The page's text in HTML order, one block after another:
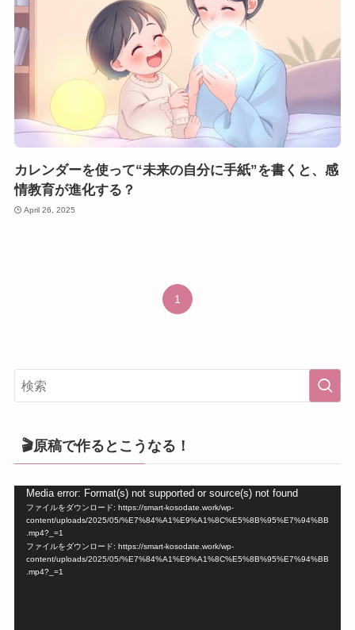
カレンダーを使って“未来の自分に手紙”を書くと、感
情教育が進化する？
April 26, 2025
1
🎬原稿で作るとこうなる！
Media error: Format(s) not supported or source(s) not found
ファイルをダウンロード: https://smart-kosodate.work/wp-
content/uploads/2025/05/%E7%84%A1%E9%A1%8C%E5%8B%95%E7%94%BB
.mp4?_=1
ファイルをダウンロード: https://smart-kosodate.work/wp-
content/uploads/2025/05/%E7%84%A1%E9%A1%8C%E5%8B%95%E7%94%BB
.mp4?_=1